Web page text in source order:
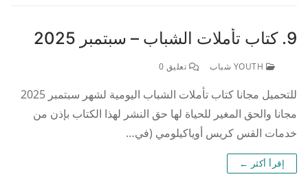
9. كتاب تأملات الشباب – سبتمبر 2025
تعليق 0
للتحميل مجانا كتاب تأملات الشباب اليومية لشهر سبتمبر 2025
مجانا والحق المغير للحياة لها حق النشر لهذا الكتاب بإذن من
خدمات القس كريس أوياكيلومي (في…
إقرأ أكثر ←